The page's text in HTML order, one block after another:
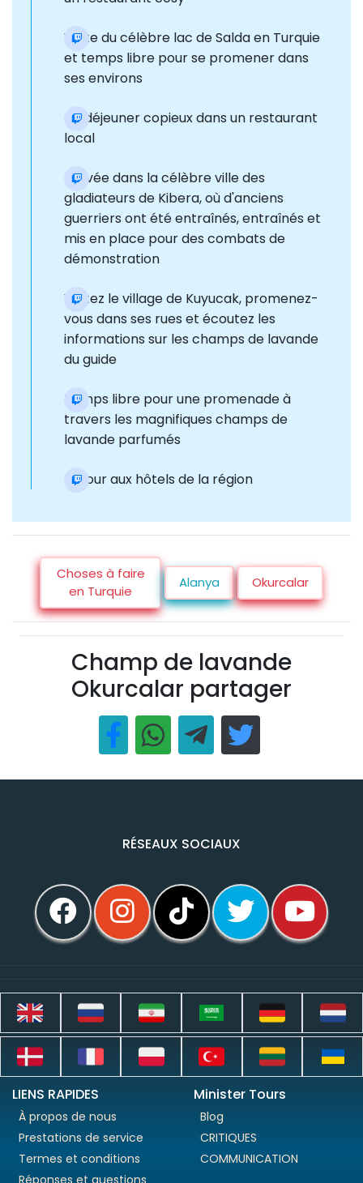
Visite du célèbre lac de Salda en Turquie
et temps libre pour se promener dans
ses environs
Un déjeuner copieux dans un restaurant
local
arrivée dans la célèbre ville des
gladiateurs de Kibera, où d'anciens
guerriers ont été entraînés, entraînés et
mis en place pour des combats de
démonstration
Visitez le village de Kuyucak, promenez-
vous dans ses rues et écoutez les
informations sur les champs de lavande
du guide
Temps libre pour une promenade à
travers les magnifiques champs de
lavande parfumés
Retour aux hôtels de la région
Choses à faire
en Turquie
Alanya Okurcalar
Champ de lavande
Okurcalar partager
RÉSEAUX SOCIAUX
LIENS RAPIDES
À propos de nous
Prestations de service
Termes et conditions
Minister Tours
Blog
CRITIQUES
COMMUNICATION